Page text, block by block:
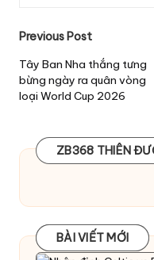
Post
navigation
Previous Post
Tây Ban Nha thắng tưng
bừng ngày ra quân vòng
loại World Cup 2026
ZB368 THIÊN
BÀI VIẾT MỚI
BÀI VIẾT MỚI